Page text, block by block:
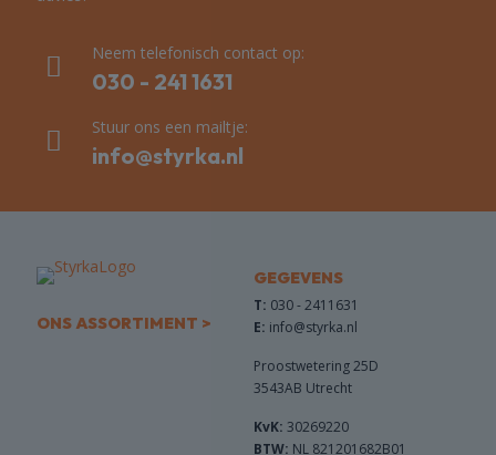
Neem telefonisch contact op:
030 - 241 1631
Stuur ons een mailtje:
info@styrka.nl
ONS ASSORTIMENT >
GEGEVENS
T: 030 - 2411631
E: info@styrka.nl
Proostwetering 25D
3543AB Utrecht
KvK: 30269220
BTW: NL 821201682B01